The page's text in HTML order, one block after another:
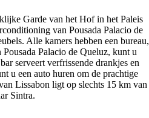
Garde van het Hof in het Paleis
van Pousada Palacio de
Alle kamers hebben een bureau,
Palacio de Queluz, kunt u
serveert verfrissende drankjes en
u een auto huren om de prachtige
Lissabon ligt op slechts 15 km van
Sintra.